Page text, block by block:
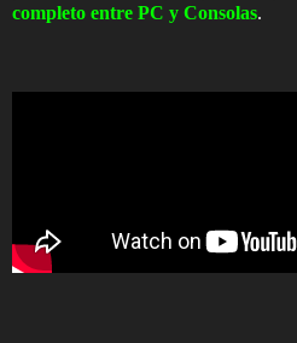
completo entre PC y Consolas.